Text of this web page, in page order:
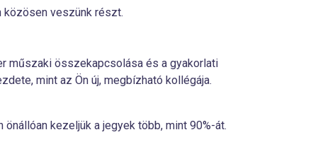
veszünk részt.
műszaki összekapcsolása és a gyakorlati
mint az Ön új, megbízható kollégája.
önállóan kezeljük a jegyek több, mint 90%-át.